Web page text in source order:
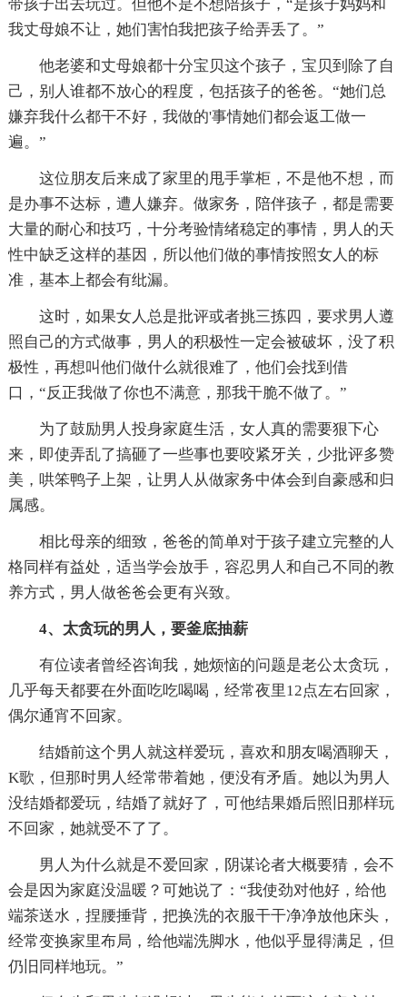
带孩子出去玩过。但他不是不想陪孩子，“是孩子妈妈和
我丈母娘不让，她们害怕我把孩子给弄丢了。”
他老婆和丈母娘都十分宝贝这个孩子，宝贝到除了自
己，别人谁都不放心的程度，包括孩子的爸爸。“她们总
嫌弃我什么都干不好，我做的'事情她们都会返工做一
遍。”
这位朋友后来成了家里的甩手掌柜，不是他不想，而
是办事不达标，遭人嫌弃。做家务，陪伴孩子，都是需要
大量的耐心和技巧，十分考验情绪稳定的事情，男人的天
性中缺乏这样的基因，所以他们做的事情按照女人的标
准，基本上都会有纰漏。
这时，如果女人总是批评或者挑三拣四，要求男人遵
照自己的方式做事，男人的积极性一定会被破坏，没了积
极性，再想叫他们做什么就很难了，他们会找到借
口，“反正我做了你也不满意，那我干脆不做了。”
为了鼓励男人投身家庭生活，女人真的需要狠下心
来，即使弄乱了搞砸了一些事也要咬紧牙关，少批评多赞
美，哄笨鸭子上架，让男人从做家务中体会到自豪感和归
属感。
相比母亲的细致，爸爸的简单对于孩子建立完整的人
格同样有益处，适当学会放手，容忍男人和自己不同的教
养方式，男人做爸爸会更有兴致。
4、太贪玩的男人，要釜底抽薪
有位读者曾经咨询我，她烦恼的问题是老公太贪玩，
几乎每天都要在外面吃吃喝喝，经常夜里12点左右回家，
偶尔通宵不回家。
结婚前这个男人就这样爱玩，喜欢和朋友喝酒聊天，
K歌，但那时男人经常带着她，便没有矛盾。她以为男人
没结婚都爱玩，结婚了就好了，可他结果婚后照旧那样玩
不回家，她就受不了了。
男人为什么就是不爱回家，阴谋论者大概要猜，会不
会是因为家庭没温暖？可她说了：“我使劲对他好，给他
端茶送水，捏腰捶背，把换洗的衣服干干净净放他床头，
经常变换家里布局，给他端洗脚水，他似乎显得满足，但
仍旧同样地玩。”